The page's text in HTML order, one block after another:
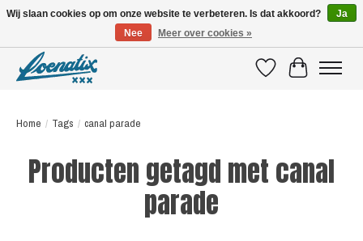
VerlanglijstWinkelwagen
Home / Tags / canal parade
Producten getagd met canal
parade
Wij slaan cookies op om onze website te verbeteren. Is dat akkoord?
Ja
Nee
Meer over cookies »